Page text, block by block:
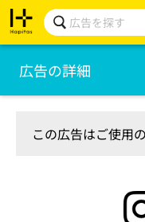
広告の詳細
この広告はご使用